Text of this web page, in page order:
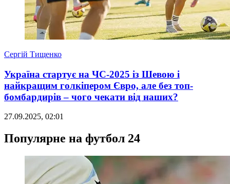
Сергій Тищенко
Україна стартує на ЧС-2025 із Шевою і
найкращим голкіпером Євро, але без топ-
бомбардирів – чого чекати від наших?
27.09.2025, 02:01
Популярне на футбол 24